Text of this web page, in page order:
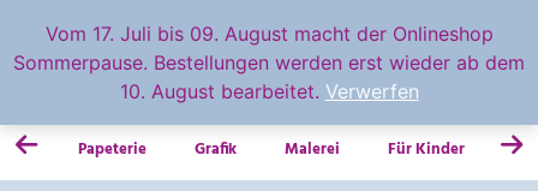
Vom 17. Juli bis 09. August macht der Onlineshop
Sommerpause. Bestellungen werden erst wieder ab dem
10. August bearbeitet. Verwerfen
feingemacht
0.00€
Papeterie Grafik Malerei Für Kinder